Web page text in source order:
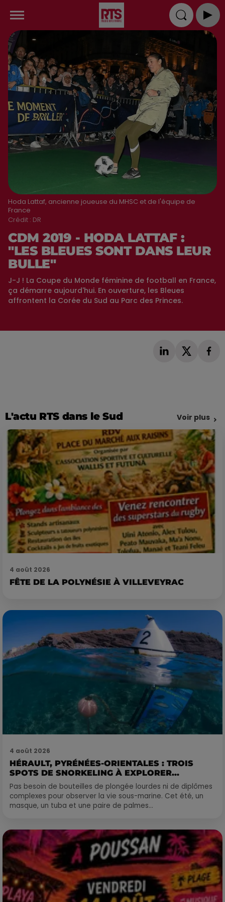
Hoda Lattaf, ancienne joueuse du MHSC et de l'équipe de
France
Crédit : DR
CDM 2019 - HODA LATTAF :
"LES BLEUES SONT DANS LEUR
BULLE"
J-J ! La Coupe du Monde féminine de football en France,
ça démarre aujourd'hui. En ouverture, les Bleues
affrontent la Corée du Sud au Parc des Princes.
L'actu RTS dans le Sud Voir plus
4 août 2026
FÊTE DE LA POLYNÉSIE À VILLEVEYRAC
4 août 2026
HÉRAULT, PYRÉNÉES-ORIENTALES : TROIS
SPOTS DE SNORKELING À EXPLORER...
Pas besoin de bouteilles de plongée lourdes ni de diplômes
complexes pour observer la vie sous-marine. Cet été, un
masque, un tuba et une paire de palmes...